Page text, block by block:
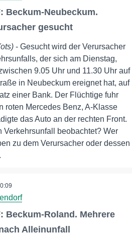
Beckum-Neubeckum.
gesucht
- Gesucht wird der Verursacher
der sich am Dienstag,
9.05 Uhr und 11.30 Uhr auf
in Neubeckum ereignet hat, auf
einer Bank. Der Flüchtige fuhr
roten Mercedes Benz, A-Klasse
das Auto an der rechten Front.
Verkehrsunfall beobachtet? Wer
zu dem Verursacher oder dessen
Beckum-Roland. Mehrere
Alleinunfall